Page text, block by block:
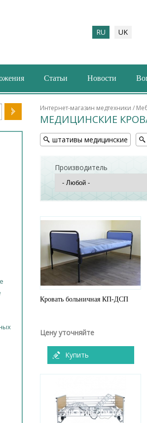
RU UK
Статьи Новости
Интернет-магазин медтехники /
МЕДИЦИНСКИЕ
штативы медицинские
Производитель
Кровать больничная КП-ДСП
Цену уточняйте
Купить
Форма поиска